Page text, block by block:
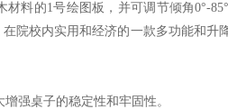
料的1号绘图板，并可调节倾角0°-
院校内实用和经济的一款多功能和升
强桌子的稳定性和牢固性。